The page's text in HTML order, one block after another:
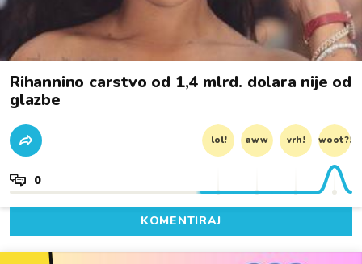
Rihannino carstvo od 1,4 mlrd. dolara nije od
glazbe
lol! aww vrh! woot?!
0
KOMENTIRAJ